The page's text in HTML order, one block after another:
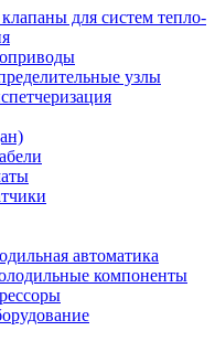
для систем тепло-
узлы
автоматика
компоненты